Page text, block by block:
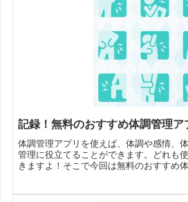
記録！無料のおすすめ体調管理ア
体調管理アプリを使えば、体調や感情、
管理に役立てることができます。どれも
きますよ！そこで今回は無料のおすすめ